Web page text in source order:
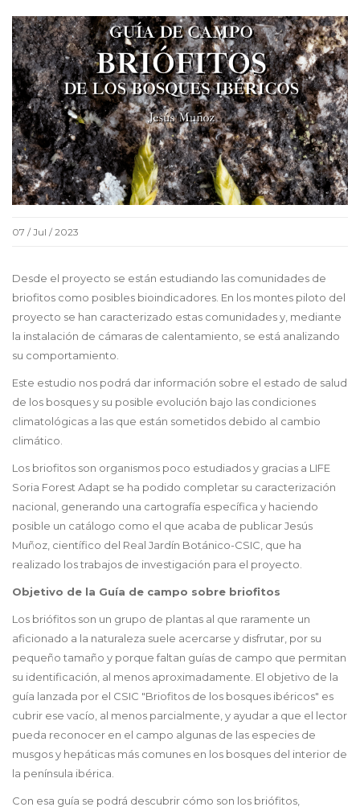
07 / Jul / 2023
Desde el proyecto se están estudiando las comunidades de
briofitos como posibles bioindicadores. En los montes piloto del
proyecto se han caracterizado estas comunidades y, mediante
la instalación de cámaras de calentamiento, se está analizando
su comportamiento.
Este estudio nos podrá dar información sobre el estado de salud
de los bosques y su posible evolución bajo las condiciones
climatológicas a las que están sometidos debido al cambio
climático.
Los briofitos son organismos poco estudiados y gracias a LIFE
Soria Forest Adapt se ha podido completar su caracterización
nacional, generando una cartografía específica y haciendo
posible un catálogo como el que acaba de publicar Jesús
Muñoz, científico del Real Jardín Botánico-CSIC, que ha
realizado los trabajos de investigación para el proyecto.
Objetivo de la Guía de campo sobre briofitos
Los briófitos son un grupo de plantas al que raramente un
aficionado a la naturaleza suele acercarse y disfrutar, por su
pequeño tamaño y porque faltan guías de campo que permitan
su identificación, al menos aproximadamente. El objetivo de la
guía lanzada por el CSIC "Briofitos de los bosques ibéricos" es
cubrir ese vacío, al menos parcialmente, y ayudar a que el lector
pueda reconocer en el campo algunas de las especies de
musgos y hepáticas más comunes en los bosques del interior de
la península ibérica.
Con esa guía se podrá descubrir cómo son los briófitos,